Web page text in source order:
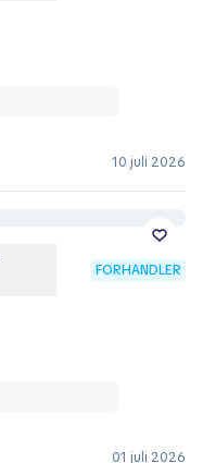
10 juli 2026
FORHANDLER
01 juli 2026